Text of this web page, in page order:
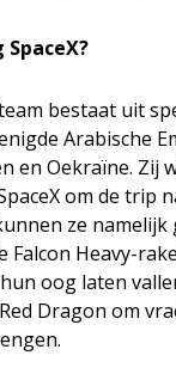
bestaat uit
Arabische
en Oekraïne. Zij
om de trip
ze
Falcon Heavy-
oog laten
Dragon om